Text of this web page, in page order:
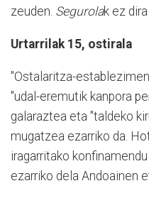
zeuden. Segurolak ez
Urtarrilak 15, ostirala
"Ostalaritza-
"udal-eremutik kanpora
galaraztea eta "taldeko
mugatzea ezarriko da.
iragarritako
ezarriko dela Andoainen